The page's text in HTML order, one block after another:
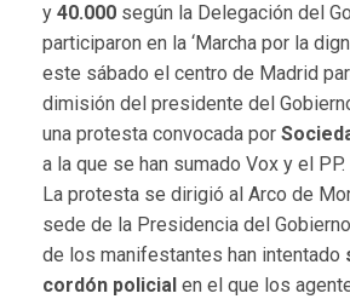
y 40.000 según la Delegación del
participaron en la ‘Marcha por la
este sábado el centro de Madrid
dimisión del presidente del
una protesta convocada por
a la que se han sumado Vox y el PP.
La protesta se dirigió al Arco de
sede de la Presidencia del
de los manifestantes han intentado
cordón policial en el que los